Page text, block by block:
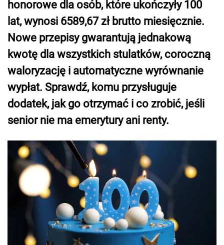
honorowe dla osób, które ukończyły 100
lat, wynosi 6589,67 zł brutto miesięcznie.
Nowe przepisy gwarantują jednakową
kwotę dla wszystkich stulatków, coroczną
waloryzację i automatyczne wyrównanie
wypłat. Sprawdź, komu przysługuje
dodatek, jak go otrzymać i co zrobić, jeśli
senior nie ma emerytury ani renty.